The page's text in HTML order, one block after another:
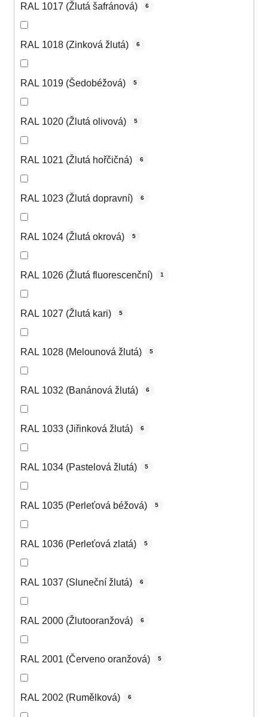
RAL 1017 (Žlutá šafránová) 6
RAL 1018 (Zinková žlutá) 6
RAL 1019 (Šedobéžová) 5
RAL 1020 (Žlutá olivová) 5
RAL 1021 (Žlutá hořčičná) 6
RAL 1023 (Žlutá dopravní) 6
RAL 1024 (Žlutá okrová) 5
RAL 1026 (Žlutá fluorescenční) 1
RAL 1027 (Žlutá kari) 5
RAL 1028 (Melounová žlutá) 5
RAL 1032 (Banánová žlutá) 6
RAL 1033 (Jiřinková žlutá) 6
RAL 1034 (Pastelová žlutá) 5
RAL 1035 (Perleťová béžová) 5
RAL 1036 (Perleťová zlatá) 5
RAL 1037 (Sluneční žlutá) 6
RAL 2000 (Žlutooranžová) 6
RAL 2001 (Červeno oranžová) 5
RAL 2002 (Rumělková) 6